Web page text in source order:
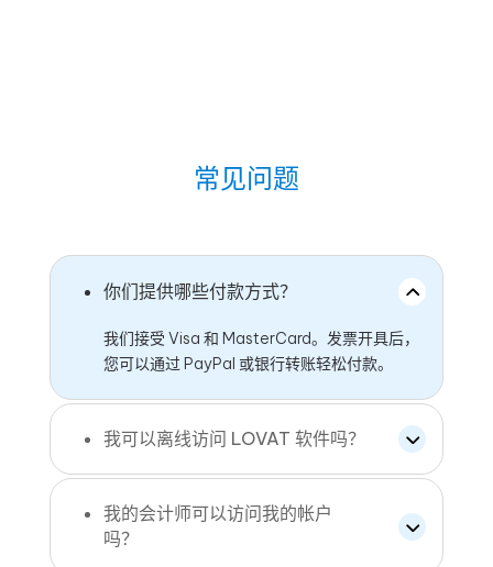
常见问题
你们提供哪些付款方式？
我们接受 Visa 和 MasterCard。发票开具后，
您可以通过 PayPal 或银行转账轻松付款。
我可以离线访问 LOVAT 软件吗？
我的会计师可以访问我的帐户
吗？